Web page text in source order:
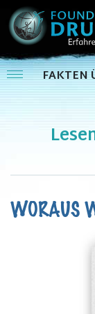
FAKTEN
WORAUS